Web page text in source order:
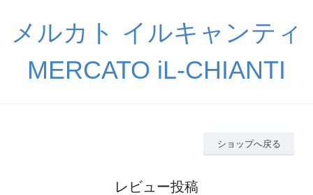
メルカト イルキャンティ
MERCATO iL-CHIANTI
ショップへ戻る
レビュー投稿